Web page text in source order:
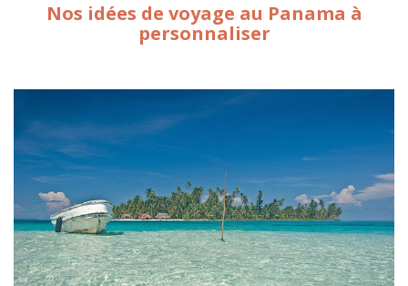
Nos idées de voyage au Panama à
personnaliser